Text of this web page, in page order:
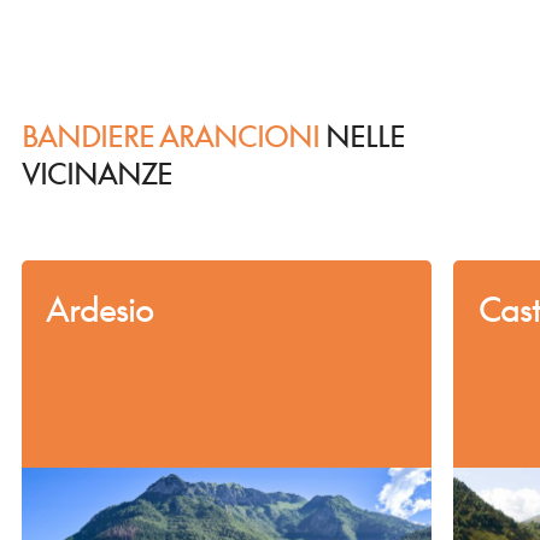
BANDIERE ARANCIONI NELLE
VICINANZE
Ardesio